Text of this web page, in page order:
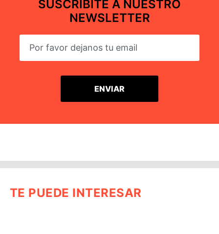
SUSCRIBITE A NUESTRO
NEWSLETTER
TE PUEDE INTERESAR